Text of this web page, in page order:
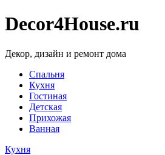
Decor4House.ru
Декор, дизайн и ремонт дома
Спальня
Кухня
Гостиная
Детская
Прихожая
Ванная
Кухня